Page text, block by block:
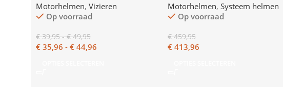
Motorhelmen, Vizieren
Op voorraad
€39,95 - €49,95
€ 35,96 - € 44,96
Motorhelmen, Systeem helmen
Op voorraad
€459,95
€413,96